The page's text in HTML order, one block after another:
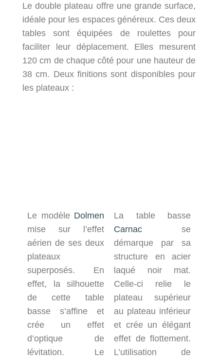
Le double plateau offre une grande surface,
idéale pour les espaces généreux. Ces deux
tables sont équipées de roulettes pour
faciliter leur déplacement. Elles mesurent
120 cm de chaque côté pour une hauteur de
38 cm. Deux finitions sont disponibles pour
les plateaux :
Le modèle Dolmen
mise sur l’effet
aérien de ses deux
plateaux
superposés. En
effet, la silhouette
de cette table
basse s’affine et
crée un effet
d’optique de
lévitation. Le
La table basse
Carnac se
démarque par sa
structure en acier
laqué noir mat.
Celle-ci relie le
plateau supérieur
au plateau inférieur
et crée un élégant
effet de flottement.
L’utilisation de